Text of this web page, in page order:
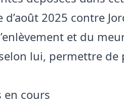
2025 contre
et du
lui, permettre de
en cours